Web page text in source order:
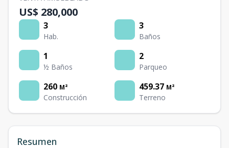
US$ 280,000
3
Hab.
3
Baños
1
½ Baños
2
Parqueo
260 M²
Construcción
459.37 M²
Terreno
Resumen